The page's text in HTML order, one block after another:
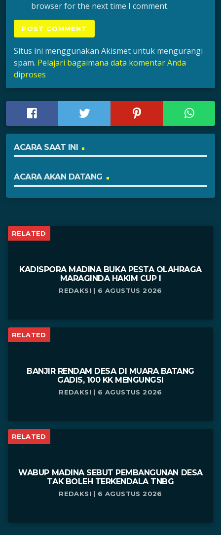
browser for the next time I comment.
Situs ini menggunakan Akismet untuk mengurangi
spam. Pelajari bagaimana data komentar Anda
diproses
ACARA SAAT INI
ACARA AKAN DATANG
RELATED
KADISPORA MADINA BUKA PESTA OLAHRAGA
MARAGINDA HAKIM CUP I
REDAKSI | 6 AGUSTUS 2026
RELATED
BANJIR RENDAM DESA DI MUARA BATANG
GADIS, 100 KK MENGUNGSI
REDAKSI | 6 AGUSTUS 2026
RELATED
WABUP MADINA SEBUT PEMBANGUNAN DESA
TAK BOLEH TERKENDALA TNBG
REDAKSI | 6 AGUSTUS 2026